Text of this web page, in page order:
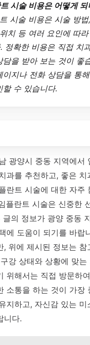
시술 비용은 어떻게 되
시술 비용은 시술 방
치 등 여러 요인에 따
정확한 비용은 직접 치
담을 받아 보는 것이 좋
이지나 전화 상담을 통
할 수 있습니다.
광양시 중동 지역에서
과를 추천하고, 좋은 치
란트 시술에 대한 자주
플란트 시술은 신중한
글의 정보가 광양 중동
에 도움이 되기를 바랍
, 위에 제시된 정보는 참
강 상태와 상황에 맞는
위해서는 직접 방문하
소통을 하는 것이 가장
지하고, 자신감 있는 미
니다.